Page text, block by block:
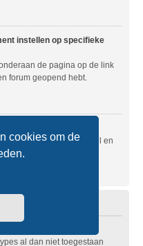
cookies om de
instellen op specifieke
de pagina op de link
forum geopend hebt.
het gebruikerspaneel en
al dan niet toegestaan